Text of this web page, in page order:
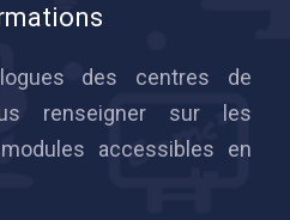
des centres de
renseigner sur les
accessibles en